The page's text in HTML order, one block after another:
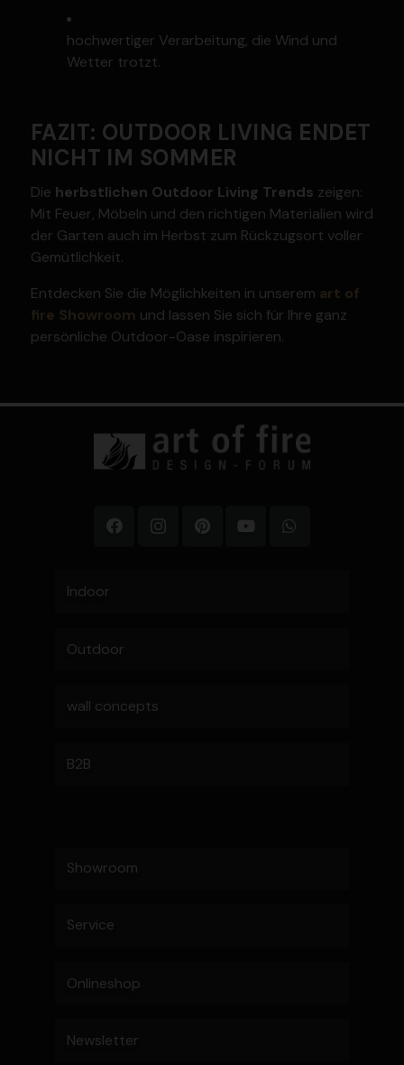
hochwer­tiger Verar­beitung, die Wind und
Wetter trotzt.
FAZIT: OUTDOOR LIVING ENDET
NICHT IM SOMMER
Die herbst­lichen Outdoor Living Trends zeigen:
Mit Feuer, Möbeln und den richtigen Materialien wird
der Garten auch im Herbst zum Rückzugsort voller
Gemüt­lichkeit.
Entdecken Sie die Möglich­keiten in unserem art of
fire Showroom und lassen Sie sich für Ihre ganz
persön­liche Outdoor-Oase inspi­rieren.
Indoor
Outdoor
wall concepts
B2B
Showroom
Service
Onlineshop
Newsletter